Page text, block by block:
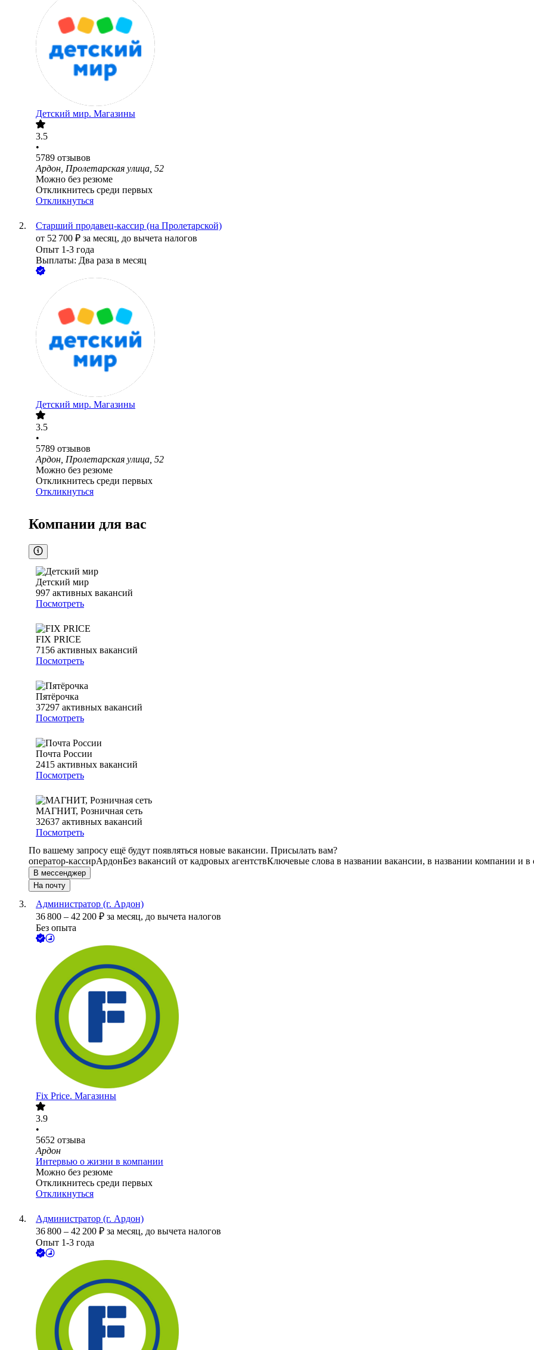
Детский мир. Магазины
3.5
•
5789 отзывов
Ардон, Пролетарская улица, 52
Можно без резюме
Откликнитесь среди первых
Откликнуться
Старший продавец-кассир (на Пролетарской)
от 52 700 ₽ за месяц, до вычета налогов
Опыт 1-3 года
Выплаты: Два раза в месяц
Детский мир. Магазины
3.5
•
5789 отзывов
Ардон, Пролетарская улица, 52
Можно без резюме
Откликнитесь среди первых
Откликнуться
Компании для вас
Детский мир
997 активных вакансий
Посмотреть
FIX PRICE
7156 активных вакансий
Посмотреть
Пятёрочка
37297 активных вакансий
Посмотреть
Почта России
2415 активных вакансий
Посмотреть
МАГНИТ, Розничная сеть
32637 активных вакансий
Посмотреть
По вашему запросу ещё будут появляться новые вакансии. Присылать вам?
оператор-кассирАрдонБез вакансий от кадровых агентствКлючевые слова в названии вакансии, в названии компании и в
В мессенджер
На почту
Администратор (г. Ардон)
36 800 – 42 200 ₽ за месяц, до вычета налогов
Без опыта
Fix Price. Магазины
3.9
•
5652 отзыва
Ардон
Интервью о жизни в компании
Можно без резюме
Откликнитесь среди первых
Откликнуться
Администратор (г. Ардон)
36 800 – 42 200 ₽ за месяц, до вычета налогов
Опыт 1-3 года